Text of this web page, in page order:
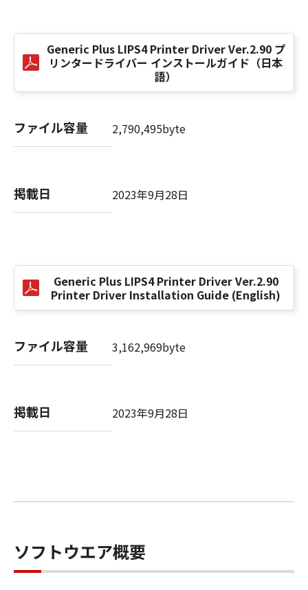
Tokyo 146-8501, Japan.
本条項中で使用される"the SOFTWARE"とは、
本契約書中で定義される「本ソフトウェア」を
意味し、指し示すものとします。
本契約書のいずれかの条項またはその一部が法
律により無効であると決定された場合でも、そ
キヤノン株式会社
No. I010G024784
Generic Plus LIPS4 Printer Driver Ver.2.90 プ
リンタードライバー インストールガイド（日本
語）
ファイル容量 2,790,495byte
掲載日 2023年9月28日
Generic Plus LIPS4 Printer Driver Ver.2.90
Printer Driver Installation Guide (English)
ファイル容量 3,162,969byte
掲載日 2023年9月28日
ソフトウエア概要